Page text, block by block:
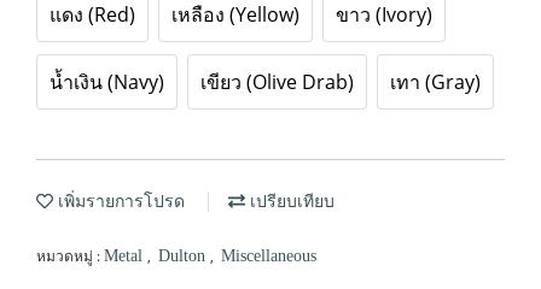
แดง (Red) เหลือง (Yellow) ขาว (Ivory)
น้ำเงิน (Navy) เขียว (Olive Drab) เทา (Gray)
เพิ่มรายการโปรด เปรียบเทียบ
หมวดหมู่ : Metal , Dulton , Miscellaneous